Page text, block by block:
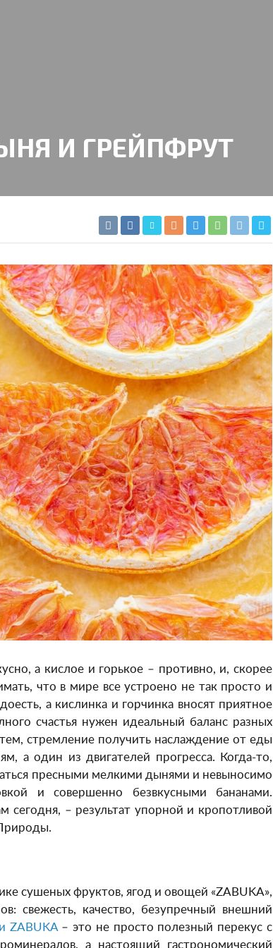
И ГРЕЙПФРУТ
а кислое и горькое – противно, и, скорее
что в мире все устроено не так просто и
а кислинка и горчинка вносят приятное
счастья нужен идеальный баланс разных
стремление получить наслаждение от еды
а один из двигателей прогресса. Когда-то,
пресными мелкими дынями и невыносимо
и совершенно безвкусными бананами.
сегодня, – результат упорной и кропотливой
сушеных фруктов, ягод и овощей «ZABUKA»,
свежесть, качество, безупречный внешний
ZABUKA– это не просто полезный перекус с
а настоящий гастрономический